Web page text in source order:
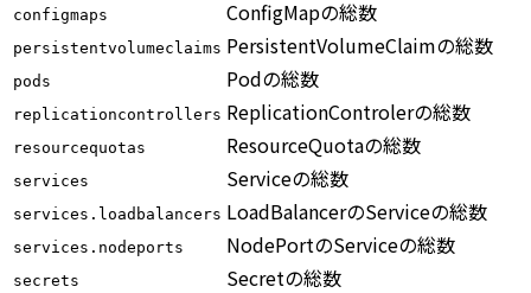
configmaps ConfigMapの総数
persistentvolumeclaims PersistentVolumeClaimの総数
pods Podの総数
replicationcontrollers ReplicationControlerの総数
resourcequotas ResourceQuotaの総数
services Serviceの総数
services.loadbalancers LoadBalancerのServiceの総数
services.nodeports NodePortのServiceの総数
secrets Secretの総数